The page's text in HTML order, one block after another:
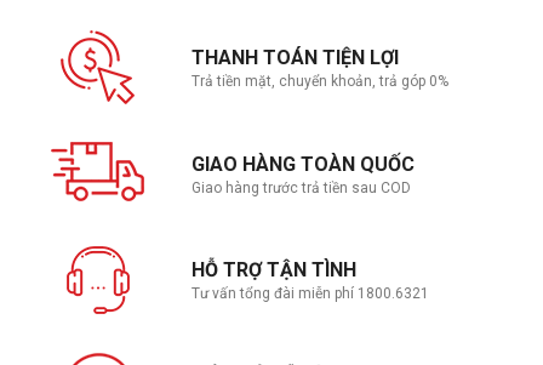
THANH TOÁN TIỆN LỢI
Trả tiền mặt, chuyển khoản, trả góp 0%
GIAO HÀNG TOÀN QUỐC
Giao hàng trước trả tiền sau COD
HỖ TRỢ TẬN TÌNH
Tư vấn tổng đài miễn phí 1800.6321